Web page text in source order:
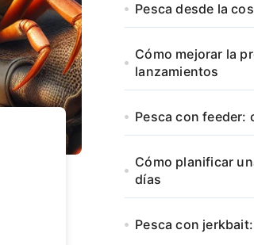
Pesca desde la
Cómo mejorar la
lanzamientos
Pesca con feeder:
Cómo planificar
días
Pesca con